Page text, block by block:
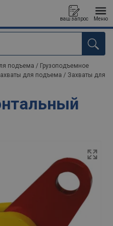
ваш запрос Меню
подъема / Грузоподъемное
для подъема / Захваты для